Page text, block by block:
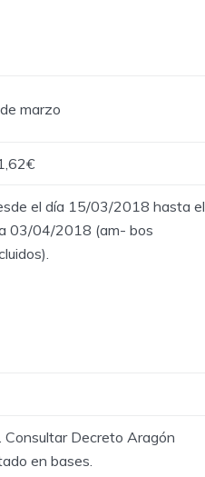
marzo
el día 15/03/2018 hasta el
03/04/2018 (am- bos
Consultar Decreto Aragón
en bases.